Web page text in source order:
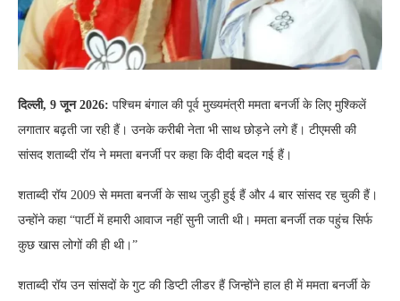
दिल्ली, 9 जून 2026: पश्चिम बंगाल की पूर्व मुख्यमंत्री ममता बनर्जी के लिए मुश्किलें
लगातार बढ़ती जा रही हैं। उनके करीबी नेता भी साथ छोड़ने लगे हैं। टीएमसी की
सांसद शताब्दी रॉय ने ममता बनर्जी पर कहा कि दीदी बदल गई हैं।
शताब्दी रॉय 2009 से ममता बनर्जी के साथ जुड़ी हुई हैं और 4 बार सांसद रह चुकी हैं।
उन्होंने कहा “पार्टी में हमारी आवाज नहीं सुनी जाती थी। ममता बनर्जी तक पहुंच सिर्फ
कुछ खास लोगों की ही थी।”
शताब्दी रॉय उन सांसदों के गुट की डिप्टी लीडर हैं जिन्होंने हाल ही में ममता बनर्जी के